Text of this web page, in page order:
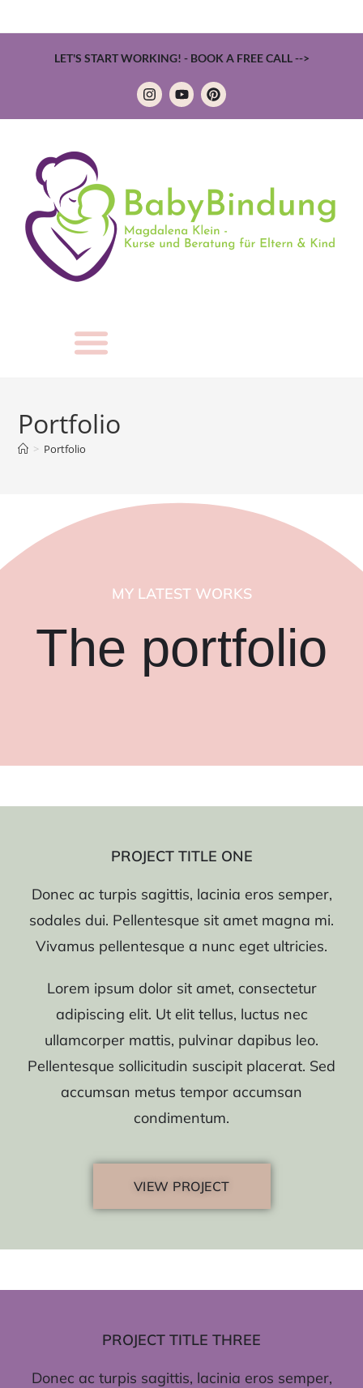
LET'S START WORKING! - BOOK A FREE CALL -->
Portfolio
> Portfolio
MY LATEST WORKS
The portfolio
PROJECT TITLE ONE
Donec ac turpis sagittis, lacinia eros semper,
sodales dui. Pellentesque sit amet magna mi.
Vivamus pellentesque a nunc eget ultricies.
Lorem ipsum dolor sit amet, consectetur
adipiscing elit. Ut elit tellus, luctus nec
ullamcorper mattis, pulvinar dapibus leo.
Pellentesque sollicitudin suscipit placerat. Sed
accumsan metus tempor accumsan
condimentum.
VIEW PROJECT
PROJECT TITLE THREE
Donec ac turpis sagittis, lacinia eros semper,